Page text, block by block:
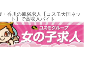
香川の風俗求人【コスモ天国ネッ
ト】で高収入バイト